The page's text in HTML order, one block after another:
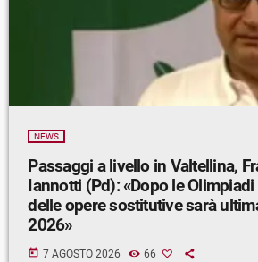
NEWS
Passaggi a livello in Valtellina,
Iannotti (Pd): «Dopo le
delle opere sostitutive sarà
2026»
today 7 AGOSTO 2026 66